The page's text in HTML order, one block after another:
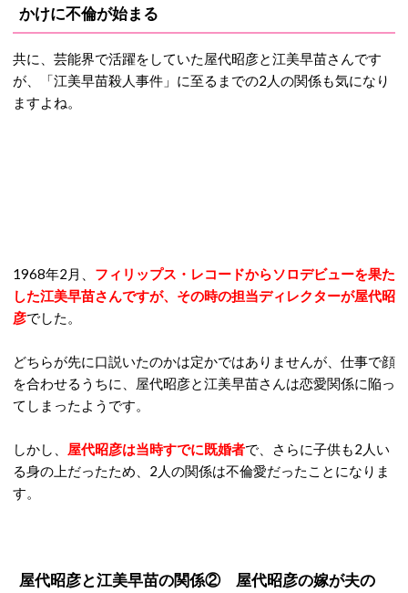
かけに不倫が始まる
共に、芸能界で活躍をしていた屋代昭彦と江美早苗さんです
が、「江美早苗殺人事件」に至るまでの2人の関係も気になり
ますよね。
1968年2月、 フィリップス・レコードからソロデビューを果た
した江美早苗さんですが、その時の担当ディレクターが屋代昭
彦でした。
どちらが先に口説いたのかは定かではありませんが、仕事で顔
を合わせるうちに、屋代昭彦と江美早苗さんは恋愛関係に陥っ
てしまったようです。
しかし、 屋代昭彦は当時すでに既婚者で、さらに子供も2人い
る身の上だったため、2人の関係は不倫愛だったことになりま
す。
屋代昭彦と江美早苗の関係② 屋代昭彦の嫁が夫の